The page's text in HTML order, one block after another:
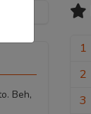
Beh,
1
2
3